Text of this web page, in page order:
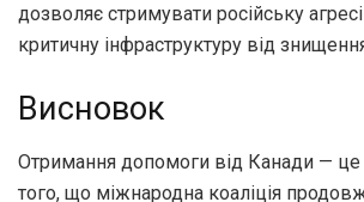
дозволяє стримувати російську
критичну інфраструктуру від
Висновок
Отримання допомоги від Канади — це
того, що міжнародна коаліція